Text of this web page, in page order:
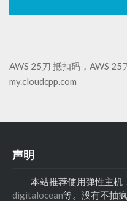
AWS 25刀 抵扣码 ， AWS 25
my.cloudcpp.com
声明
本站推荐使用弹性主机
digitalocean等。没有不抽